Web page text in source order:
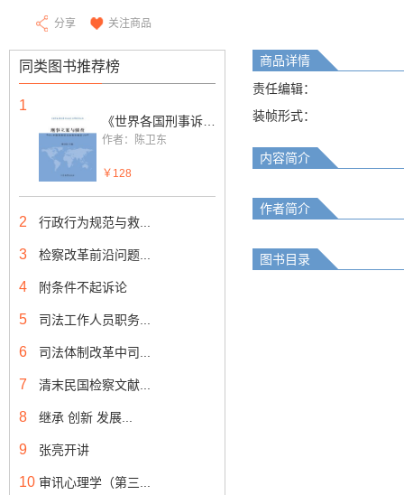
分享 关注商品
同类图书推荐榜
1
作者：陈卫东
￥128
2 行政行为规范与救...
3 检察改革前沿问题...
4 附条件不起诉论
5 司法工作人员职务...
6 司法体制改革中司...
7 清末民国检察文献...
8 继承 创新 发展...
9 张亮开讲
10 审讯心理学（第三...
商品详情
责任编辑：
装帧形式：
内容简介
作者简介
图书目录